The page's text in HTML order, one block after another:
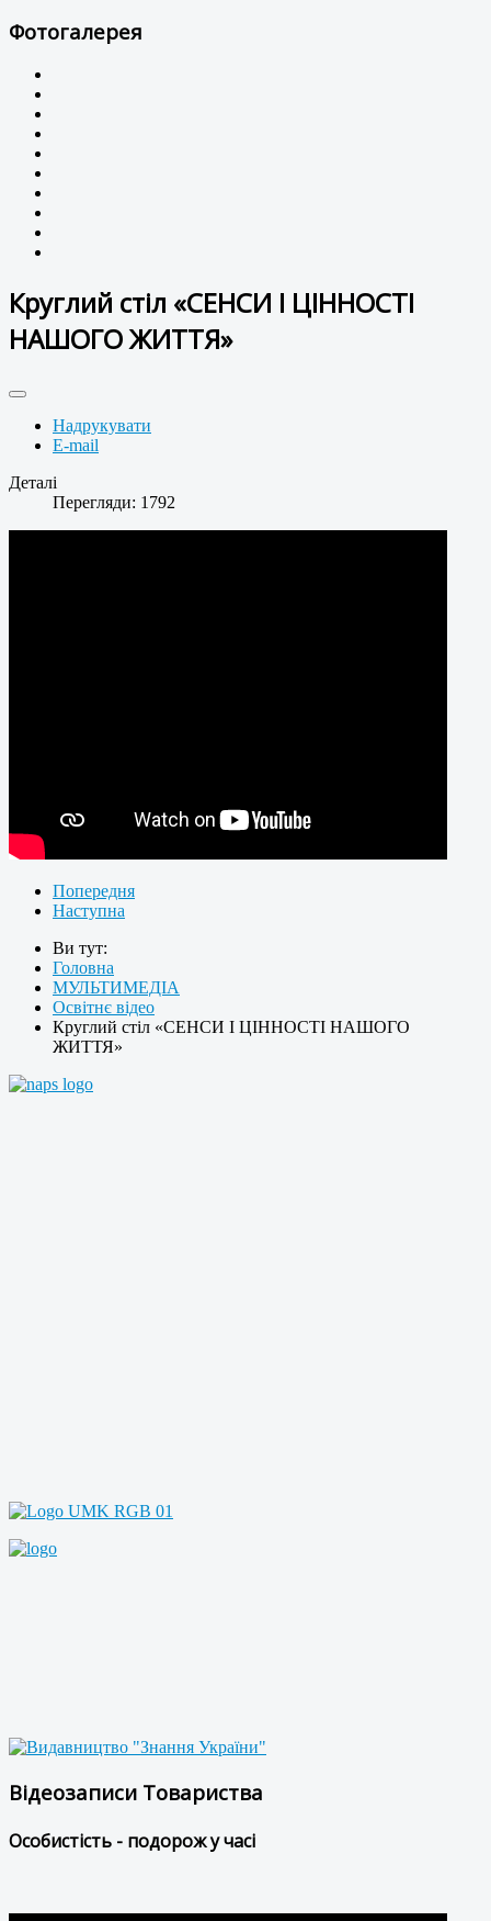
Фотогалерея
Круглий стіл «СЕНСИ І ЦІННОСТІ
НАШОГО ЖИТТЯ»
Надрукувати
E-mail
Деталі
Перегляди: 1792
Попередня
Наступна
Ви тут:
Головна
МУЛЬТИМЕДІА
Освітнє відео
Круглий стіл «СЕНСИ І ЦІННОСТІ НАШОГО
ЖИТТЯ»
Відеозаписи Товариства
Особистість - подорож у часі